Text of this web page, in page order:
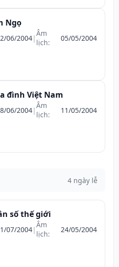
Ngọ
06/2004|Âm
lịch:
05/05/2004
đình Việt Nam
06/2004|Âm
lịch:
11/05/2004
4 ngày lễ
số thế giới
07/2004|Âm
lịch:
24/05/2004